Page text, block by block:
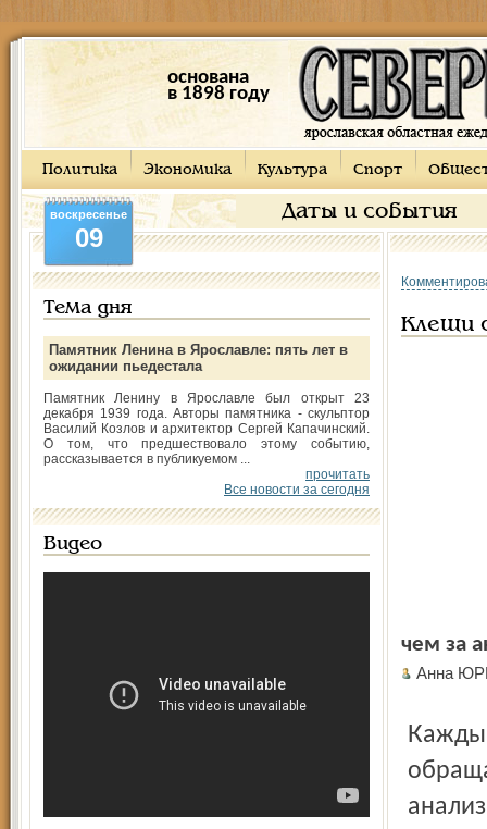
основана
в 1898 году
Политика Экономика Культура Спорт
Даты и события
воскресенье
09
Тема дня
Памятник Ленина в Ярославле: пять лет в
ожидании пьедестала
Памятник Ленину в Ярославле был открыт 23
декабря 1939 года. Авторы памятника - скульптор
Василий Козлов и архитектор Сергей Капачинский.
О том, что предшествовало этому событию,
рассказывается в публикуемом ...
прочитать
Все новости за сегодня
Видео
Клещи
чем за
Анна
Каждый день в травмопункты ярославских больниц